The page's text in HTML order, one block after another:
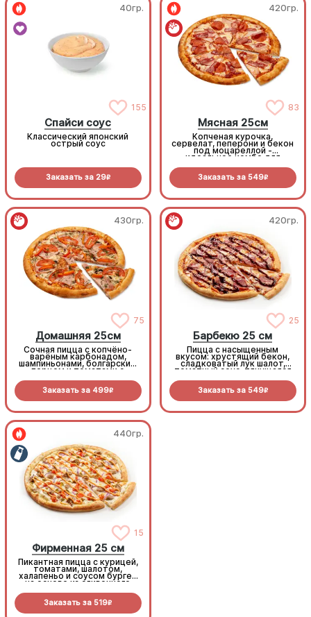
40гр.
155
Спайси соус
Классический японский
острый соус
Заказать за 29R
420гр.
83
Мясная 25см
Копченая курочка,
сервелат, пеперони и бекон
под моцареллой -
идеальное комбо для
Заказать за 549R
430гр.
75
Домашняя 25см
Сочная пицца с копчёно-
варёным карбонадом,
шампиньонами, болгарским
перцем и томатами с
Заказать за 499R
420гр.
25
Барбекю 25 см
Пицца с насыщенным
вкусом: хрустящий бекон,
сладковатый лук шалот,
томатный соус, тянущаяся
прянный соус барбекю.
Заказать за 549R
440гр.
15
Фирменная 25 см
Пикантная пицца с курицей,
томатами, шалотом,
халапеньо и соусом бургер
на основе из сливочного
Заказать за 519R